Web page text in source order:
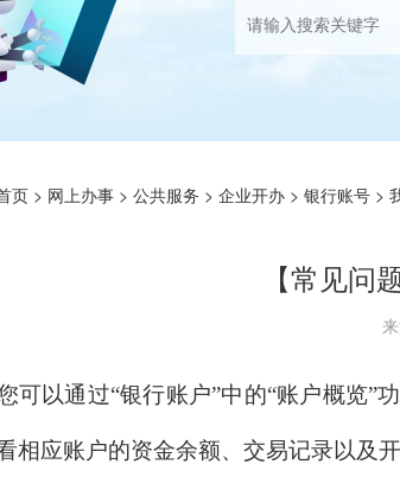
页 > 网上办事 > 公共服务 > 企业开办 > 银行账号 >
【常见问
可以通过“银行账户”中的“账户概览”
相应账户的资金余额、交易记录以及